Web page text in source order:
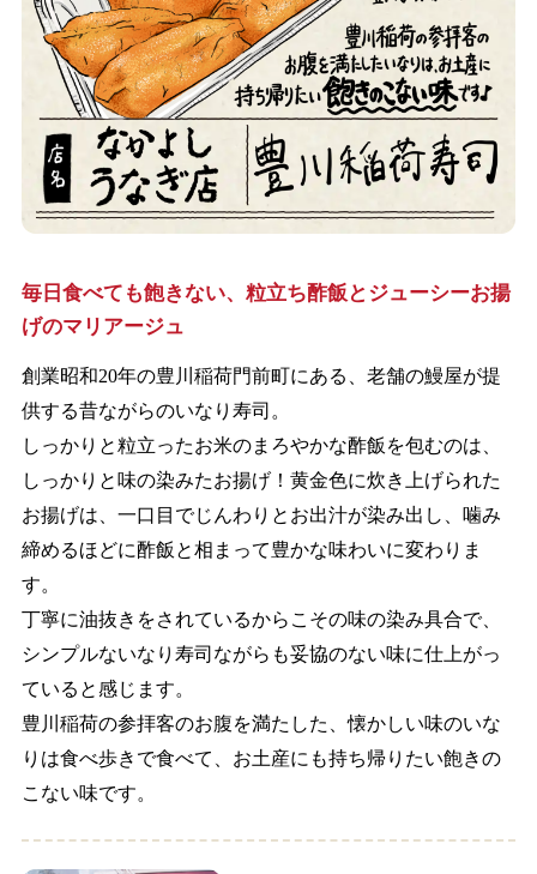
毎日食べても飽きない、粒立ち酢飯とジューシーお揚
げのマリアージュ
創業昭和20年の豊川稲荷門前町にある、老舗の鰻屋が提
供する昔ながらのいなり寿司。
しっかりと粒立ったお米のまろやかな酢飯を包むのは、
しっかりと味の染みたお揚げ！黄金色に炊き上げられた
お揚げは、一口目でじんわりとお出汁が染み出し、噛み
締めるほどに酢飯と相まって豊かな味わいに変わりま
す。
丁寧に油抜きをされているからこその味の染み具合で、
シンプルないなり寿司ながらも妥協のない味に仕上がっ
ていると感じます。
豊川稲荷の参拝客のお腹を満たした、懐かしい味のいな
りは食べ歩きで食べて、お土産にも持ち帰りたい飽きの
こない味です。